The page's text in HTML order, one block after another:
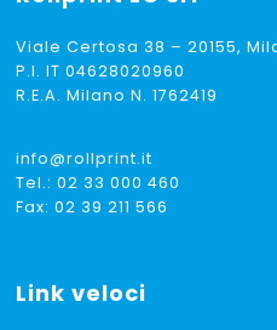
Viale Certosa 38 – 20155,
P.I. IT 04628020960
R.E.A. Milano N. 1762419
info@rollprint.it
Tel.:02 33 000 460
Fax: 02 39 211 566
Link veloci